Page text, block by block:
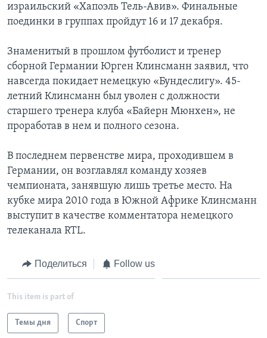
израильский «Хапоэль Тель-Авив». Финальные
поединки в группах пройдут 16 и 17 декабря.
Знаменитый в прошлом футболист и тренер
сборной Германии Юрген Клинсманн заявил, что
навсегда покидает немецкую «Бундеслигу». 45-
летний Клинсманн был уволен с должности
старшего тренера клуба «Байерн Мюнхен», не
проработав в нем и полного сезона.
В последнем первенстве мира, проходившем в
Германии, он возглавлял команду хозяев
чемпионата, занявшую лишь третье место. На
кубке мира 2010 года в Южной Африке Клинсманн
выступит в качестве комментатора немецкого
телеканала RTL.
Поделиться Follow us
This item is part of
Темы дня Спорт